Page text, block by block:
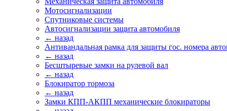
Мотосигнализации
Спутниковые системы
Автосигнализации защита автомобиля
← назад
Антивандальная рамка для защиты гос. номера
← назад
Бесштыревые замки на рулевой вал
← назад
Блокиратор тормоза
← назад
Замки КПП-АКПП механические блокираторы